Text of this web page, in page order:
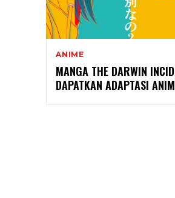
ANIME
MANGA THE DARWIN
DAPATKAN ADAPTASI